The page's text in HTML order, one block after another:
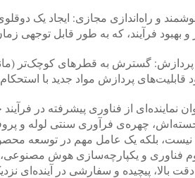
و راه‌اندازی مجازی: ایجاد یک
و بهبود فرآیند، که به طور قابل توجهی
گسترش به قطرهای کوچک‌تر
قابلیت‌های پردازش مواد جدید با استحکام
نماینده‌ای از فناوری پیشرفته در
چهره‌ی فرآوری سنتی لوله و
نیست، بلکه یک عامل مهم در توسعه
فناوری و یکپارچه‌سازی هوش
دقت بالا، پیچیده و سفارشی در آینده‌ای